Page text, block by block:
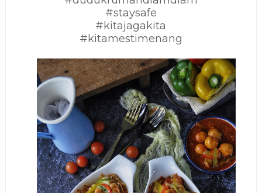
#staysafe
#kitajagakita
#kitamestimenang